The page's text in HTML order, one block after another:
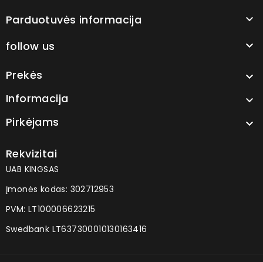
Parduotuvės informacija 
follow us 
Prekės 
Informacija 
Pirkėjams 
Rekvizitai
UAB KINGSAS
Įmonės kodas: 302712953
PVM: LT100006623215
Swedbank LT637300010130163416